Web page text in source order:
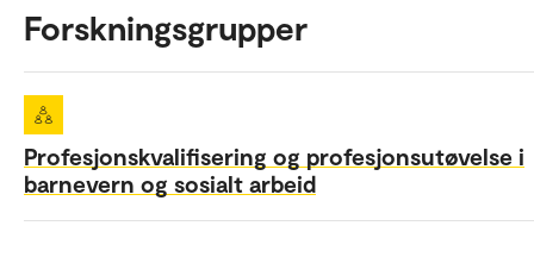
Forskningsgrupper
Profesjonskvalifisering og profesjonsutøvelse i
barnevern og sosialt arbeid